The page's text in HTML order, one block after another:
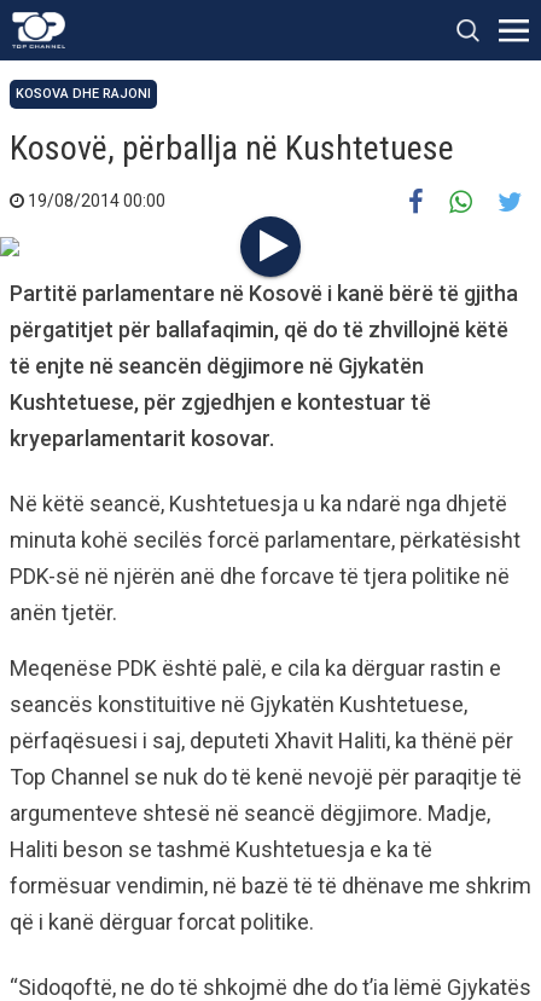
KOSOVA DHE RAJONI
Kosovë, përballja në Kushtetuese
19/08/2014 00:00
Partitë parlamentare në Kosovë i kanë bërë të gjitha
përgatitjet për ballafaqimin, që do të zhvillojnë këtë
të enjte në seancën dëgjimore në Gjykatën
Kushtetuese, për zgjedhjen e kontestuar të
kryeparlamentarit kosovar.
Në këtë seancë, Kushtetuesja u ka ndarë nga dhjetë
minuta kohë secilës forcë parlamentare, përkatësisht
PDK-së në njërën anë dhe forcave të tjera politike në
anën tjetër.
Meqenëse PDK është palë, e cila ka dërguar rastin e
seancës konstituitive në Gjykatën Kushtetuese,
përfaqësuesi i saj, deputeti Xhavit Haliti, ka thënë për
Top Channel se nuk do të kenë nevojë për paraqitje të
argumenteve shtesë në seancë dëgjimore. Madje,
Haliti beson se tashmë Kushtetuesja e ka të
formësuar vendimin, në bazë të të dhënave me shkrim
që i kanë dërguar forcat politike.
“Sidoqoftë, ne do të shkojmë dhe do t’ia lëmë Gjykatës